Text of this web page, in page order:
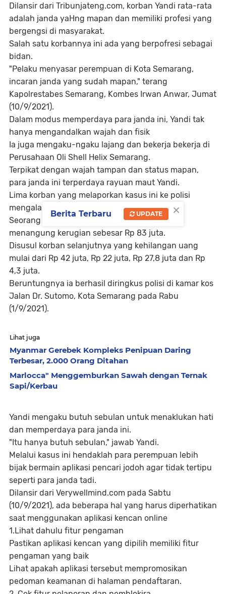
Dilansir dari Tribunjateng.com, korban Yandi rata-rata
adalah janda yaHng mapan dan memiliki profesi yang
bergengsi di masyarakat.
Salah satu korbannya ini ada yang berpofresi sebagai
bidan.
"Pelaku menyasar perempuan di Kota Semarang,
incaran janda yang sudah mapan," terang
Kapolrestabes Semarang, Kombes Irwan Anwar, Jumat
(10/9/2021).
Dalam modus memperdaya para janda ini, Yandi tak
hanya mengandalkan wajah dan fisik
Ia juga mengaku-ngaku lajang dan bekerja bekerja di
Perusahaan Oli Shell Helix Semarang.
Terpikat dengan wajah tampan dan status mapan,
para janda ini terperdaya rayuan maut Yandi.
Lima korban yang melaporkan kasus ini ke polisi
mengalami kerugian sejumlah Rp 179 juta.
Seorang bidan asal Kecamatan Tembalang
menangung kerugian sebesar Rp 83 juta.
Disusul korban selanjutnya yang kehilangan uang
mulai dari Rp 42 juta, Rp 22 juta, Rp 27,8 juta dan Rp
4,3 juta.
Beruntungnya ia berhasil diringkus polisi di kamar kos
Jalan Dr. Sutomo, Kota Semarang pada Rabu
(1/9/2021).
Lihat juga
Myanmar Gerebek Kompleks Penipuan Daring
Terbesar, 2.000 Orang Ditahan
Marlocca" Menggemburkan Sawah dengan Ternak
Sapi/Kerbau
Yandi mengaku butuh sebulan untuk menaklukan hati
dan memperdaya para janda ini.
"Itu hanya butuh sebulan," jawab Yandi.
Melalui kasus ini hendaklah para perempuan lebih
bijak bermain aplikasi pencari jodoh agar tidak tertipu
seperti para janda tadi.
Dilansir dari Verywellmind.com pada Sabtu
(10/9/2021), ada beberapa hal yang harus diperhatikan
saat menggunakan aplikasi kencan online
1.Lihat dahulu fitur pengaman
Pastikan aplikasi kencan yang dipilih memiliki fitur
pengaman yang baik
Lihat apakah aplikasi tersebut mempromosikan
pedoman keamanan di halaman pendaftaran.
×
Berita Terbaru UPDATE